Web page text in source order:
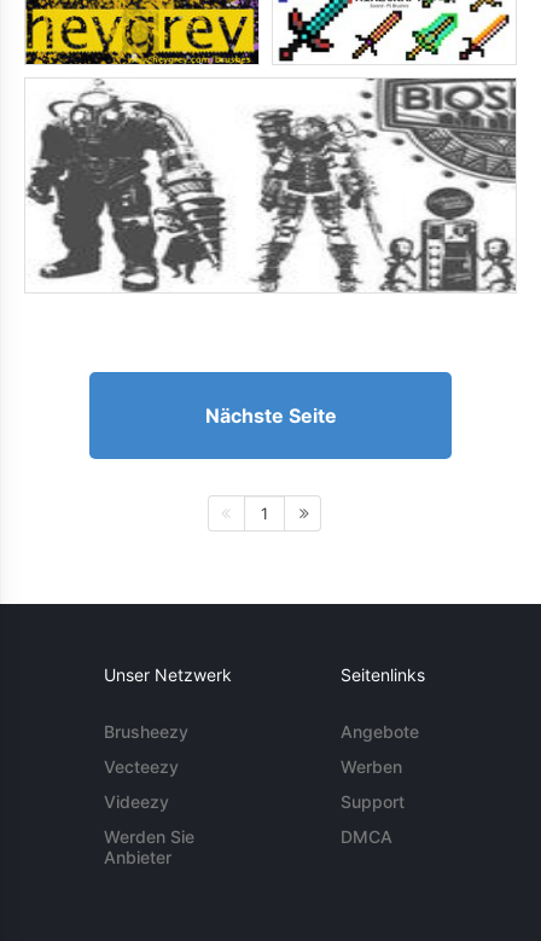
Nächste Seite
1
Unser Netzwerk
Brusheezy
Vecteezy
Videezy
Werden Sie
Anbieter
Seitenlinks
Angebote
Werben
Support
DMCA